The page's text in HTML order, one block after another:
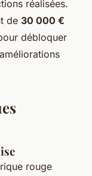
réalisées.
de 30 000 €
débloquer
rouge